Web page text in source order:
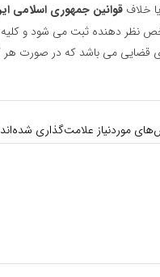
خلاف قوانین جمهوری اسلامی
نظر دهنده ثبت می شود و کلیه
قضایی می باشد که در صورت هر
موردنیاز علامت‌گذاری شده‌اند